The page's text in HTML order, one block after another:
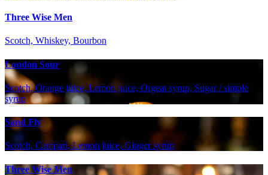
Three Wise Men
Scotch, Whiskey, Bourbon
London Sour
Scotch, Orange juice, Lemon juice, Orgeat syrup, Sugar / simple
syrup
Sand Fly
Scotch, Campari, Lemon juice, Ginger syrup
Three Wise Men